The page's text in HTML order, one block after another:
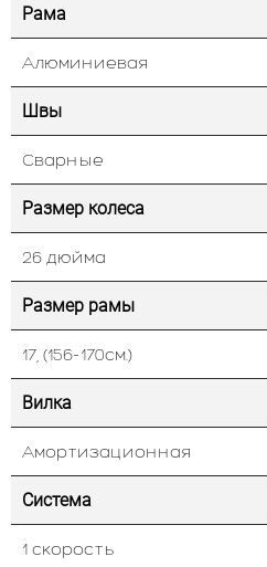
Рама
Алюминиевая
Швы
Сварные
Размер колеса
26 дюйма
Размер рамы
17, (156-170см.)
Вилка
Амортизационная
Система
1 скорость